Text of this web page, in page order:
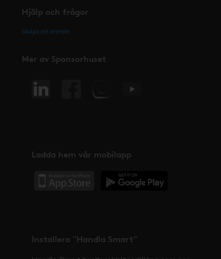
Hjälp och frågor
Skapa ett ärende
Mer av Sponsorhuset
Ladda hem vår mobilapp
Installera "Handla Smart"